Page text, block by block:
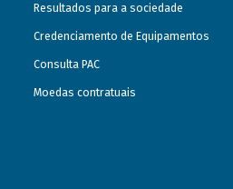
Resultados para a sociedade
Credenciamento de Equipamentos
Consulta PAC
Moedas contratuais